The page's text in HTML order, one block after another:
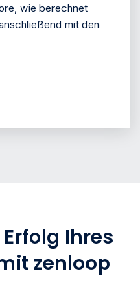
wie berechnet
mit den
Ihres
zenloop